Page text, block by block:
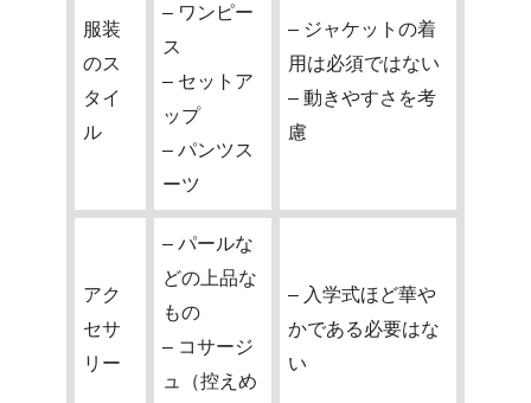
服装
のス
タイ
ル
– ワンピー
ス
– セットア
ップ
– パンツス
ーツ
– ジャケットの着
用は必須ではない
– 動きやすさを考
慮
アク
セサ
リー
– パールな
どの上品な
もの
– コサージ
ュ（控えめ
– 入学式ほど華や
かである必要はな
い